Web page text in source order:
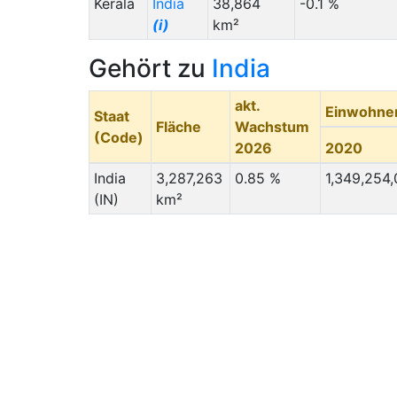
Kerala
India
(i)
38,864
km²
-0.1 %
Gehört zu India
Staat
(Code)
Fläche
akt.
Wachstum
2026
2020
India
(IN)
3,287,263
km²
0.85 %